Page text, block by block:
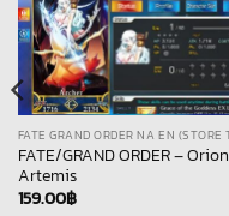
FATE/GRAND ORDER – Orion
Artemis
159.00฿